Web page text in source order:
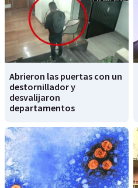
Abrieron las puertas con un
destornillador y
desvalijaron
departamentos